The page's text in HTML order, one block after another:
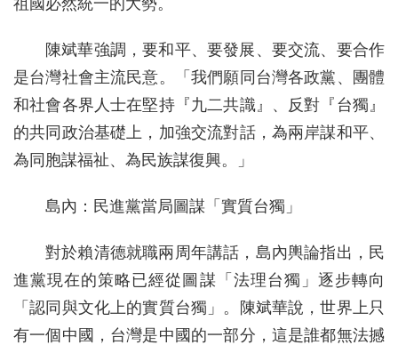
祖國必然統一的大勢。
陳斌華強調，要和平、要發展、要交流、要合作
是台灣社會主流民意。「我們願同台灣各政黨、團體
和社會各界人士在堅持『九二共識』、反對『台獨』
的共同政治基礎上，加強交流對話，為兩岸謀和平、
為同胞謀福祉、為民族謀復興。」
島內：民進黨當局圖謀「實質台獨」
對於賴清德就職兩周年講話，島內輿論指出，民
進黨現在的策略已經從圖謀「法理台獨」逐步轉向
「認同與文化上的實質台獨」。陳斌華說，世界上只
有一個中國，台灣是中國的一部分，這是誰都無法撼